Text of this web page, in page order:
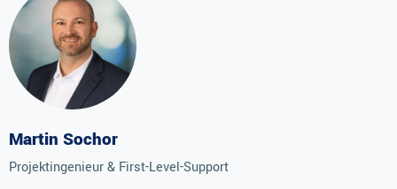
Martin Sochor
Projektingenieur & First-Level-Support